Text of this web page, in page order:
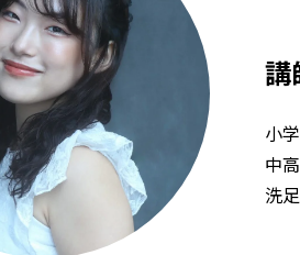
講
小
中
洗